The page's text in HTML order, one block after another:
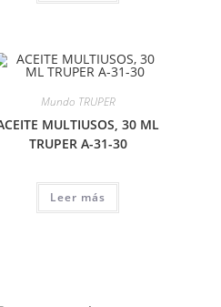
Mundo TRUPER
MULTIUSOS, 30 ML
TRUPER A-31-30
Leer más